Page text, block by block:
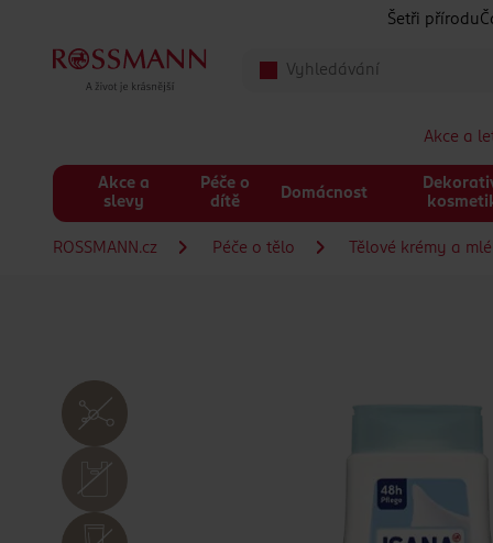
Šetři přírodu
Akce a
Akce a
slevy
Péče o
dítě
Domácnost
ROSSMANN.cz Péče o tělo Tělové krémy a